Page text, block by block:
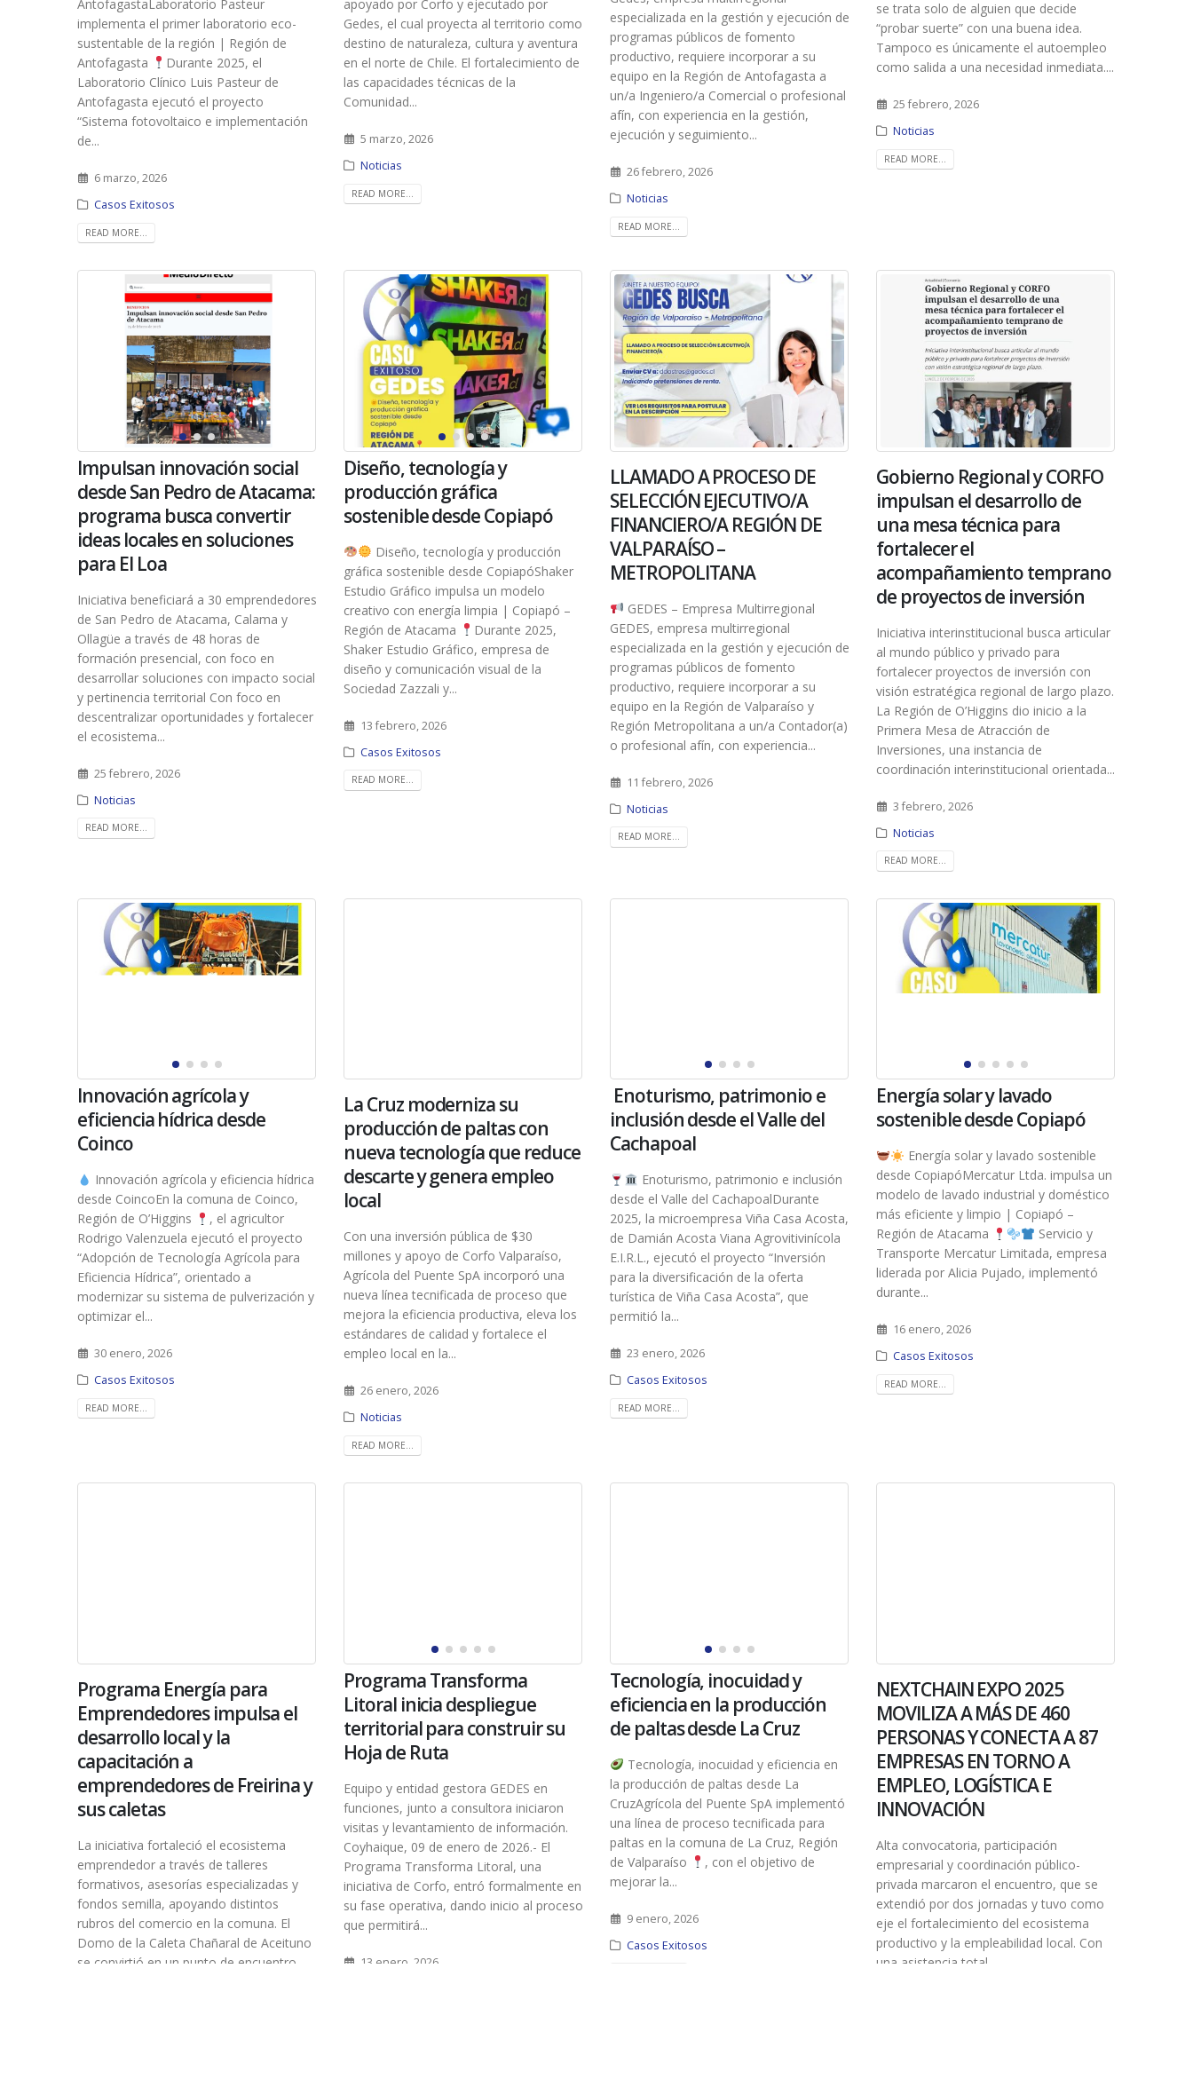
AntofagastaLaboratorio Pasteur
implementa el primer laboratorio eco-
sustentable de la región | Región de
Antofagasta
Durante 2025, el
Laboratorio Clínico Luis Pasteur de
Antofagasta ejecutó el proyecto
“Sistema fotovoltaico e implementación
de...
6 marzo, 2026
Casos Exitosos
READ MORE...
apoyado por Corfo y ejecutado por
Gedes, el cual proyecta al territorio como
destino de naturaleza, cultura y aventura
en el norte de Chile. El fortalecimiento de
las capacidades técnicas de la
Comunidad...
5 marzo, 2026
Noticias
READ MORE...
especializada en la gestión y ejecución de
programas públicos de fomento
productivo, requiere incorporar a su
equipo en la Región de Antofagasta a
un/a Ingeniero/a Comercial o profesional
afín, con experiencia en la gestión,
ejecución y seguimiento...
26 febrero, 2026
Noticias
READ MORE...
se trata solo de alguien que decide
“probar suerte” con una buena idea.
Tampoco es únicamente el autoempleo
como salida a una necesidad inmediata....
25 febrero, 2026
Noticias
READ MORE...
Impulsan innovación social
desde San Pedro de Atacama:
programa busca convertir
ideas locales en soluciones
para El Loa
Iniciativa beneficiará a 30 emprendedores
de San Pedro de Atacama, Calama y
Ollagüe a través de 48 horas de
formación presencial, con foco en
desarrollar soluciones con impacto social
y pertinencia territorial Con foco en
descentralizar oportunidades y fortalecer
el ecosistema...
25 febrero, 2026
Noticias
READ MORE...
Diseño, tecnología y
producción gráfica
sostenible desde Copiapó
Diseño, tecnología y producción
gráfica sostenible desde CopiapóShaker
Estudio Gráfico impulsa un modelo
creativo con energía limpia | Copiapó –
Región de Atacama
Durante 2025,
Shaker Estudio Gráfico, empresa de
diseño y comunicación visual de la
Sociedad Zazzali y...
13 febrero, 2026
Casos Exitosos
READ MORE...
LLAMADO A PROCESO DE
SELECCIÓN EJECUTIVO/A
FINANCIERO/A REGIÓN DE
VALPARAÍSO –
METROPOLITANA
GEDES – Empresa Multirregional
GEDES, empresa multirregional
especializada en la gestión y ejecución de
programas públicos de fomento
productivo, requiere incorporar a su
equipo en la Región de Valparaíso y
Región Metropolitana a un/a Contador(a)
o profesional afín, con experiencia...
11 febrero, 2026
Noticias
READ MORE...
Gobierno Regional y CORFO
impulsan el desarrollo de
una mesa técnica para
fortalecer el
acompañamiento temprano
de proyectos de inversión
Iniciativa interinstitucional busca articular
al mundo público y privado para
fortalecer proyectos de inversión con
visión estratégica regional de largo plazo.
La Región de O’Higgins dio inicio a la
Primera Mesa de Atracción de
Inversiones, una instancia de
coordinación interinstitucional orientada...
3 febrero, 2026
Noticias
READ MORE...
Innovación agrícola y
eficiencia hídrica desde
Coinco
Innovación agrícola y eficiencia hídrica
desde CoincoEn la comuna de Coinco,
Región de O’Higgins
, el agricultor
Rodrigo Valenzuela ejecutó el proyecto
“Adopción de Tecnología Agrícola para
Eficiencia Hídrica”, orientado a
modernizar su sistema de pulverización y
optimizar el...
30 enero, 2026
Casos Exitosos
READ MORE...
La Cruz moderniza su
producción de paltas con
nueva tecnología que reduce
descarte y genera empleo
local
Con una inversión pública de $30
millones y apoyo de Corfo Valparaíso,
Agrícola del Puente SpA incorporó una
nueva línea tecnificada de proceso que
mejora la eficiencia productiva, eleva los
estándares de calidad y fortalece el
empleo local en la...
26 enero, 2026
Noticias
READ MORE...
Enoturismo, patrimonio e
inclusión desde el Valle del
Cachapoal
Enoturismo, patrimonio e inclusión
desde el Valle del CachapoalDurante
2025, la microempresa Viña Casa Acosta,
de Damián Acosta Viana Agrovitivinícola
E.I.R.L., ejecutó el proyecto “Inversión
para la diversificación de la oferta
turística de Viña Casa Acosta”, que
permitió la...
23 enero, 2026
Casos Exitosos
READ MORE...
Energía solar y lavado
sostenible desde Copiapó
Energía solar y lavado sostenible
desde CopiapóMercatur Ltda. impulsa un
modelo de lavado industrial y doméstico
más eficiente y limpio | Copiapó –
Región de Atacama
Servicio y
Transporte Mercatur Limitada, empresa
liderada por Alicia Pujado, implementó
durante...
16 enero, 2026
Casos Exitosos
READ MORE...
Programa Energía para
Emprendedores impulsa el
desarrollo local y la
capacitación a
emprendedores de Freirina y
sus caletas
La iniciativa fortaleció el ecosistema
emprendedor a través de talleres
formativos, asesorías especializadas y
fondos semilla, apoyando distintos
rubros del comercio en la comuna. El
Domo de la Caleta Chañaral de Aceituno
se convirtió en un punto de encuentro
Programa Transforma
Litoral inicia despliegue
territorial para construir su
Hoja de Ruta
Equipo y entidad gestora GEDES en
funciones, junto a consultora iniciaron
visitas y levantamiento de información.
Coyhaique, 09 de enero de 2026.- El
Programa Transforma Litoral, una
iniciativa de Corfo, entró formalmente en
su fase operativa, dando inicio al proceso
que permitirá...
13 enero, 2026
Tecnología, inocuidad y
eficiencia en la producción
de paltas desde La Cruz
Tecnología, inocuidad y eficiencia en
la producción de paltas desde La
CruzAgrícola del Puente SpA implementó
una línea de proceso tecnificada para
paltas en la comuna de La Cruz, Región
de Valparaíso
, con el objetivo de
mejorar la...
9 enero, 2026
Casos Exitosos
NEXTCHAIN EXPO 2025
MOVILIZA A MÁS DE 460
PERSONAS Y CONECTA A 87
EMPRESAS EN TORNO A
EMPLEO, LOGÍSTICA E
INNOVACIÓN
Alta convocatoria, participación
empresarial y coordinación público-
privada marcaron el encuentro, que se
extendió por dos jornadas y tuvo como
eje el fortalecimiento del ecosistema
productivo y la empleabilidad local. Con
una asistencia total...